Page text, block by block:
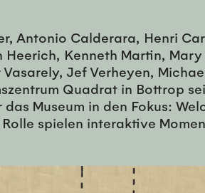
Antonio Calderara, Henri
Kenneth Martin,
Jef Verheyen,
Quadrat in Bottrop
Museum in den Fokus:
spielen interaktive